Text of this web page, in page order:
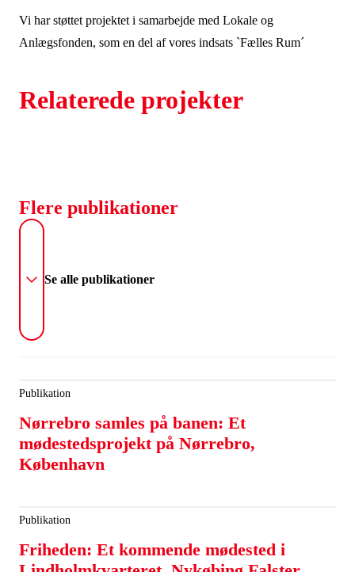
Vi har støttet projektet i samarbejde med Lokale og
Anlægsfonden, som en del af vores indsats `Fælles Rum´
Relaterede projekter
Flere publikationer
Se alle publikationer
Publikation
Nørrebro samles på banen: Et
mødestedsprojekt på Nørrebro,
København
Publikation
Friheden: Et kommende mødested i